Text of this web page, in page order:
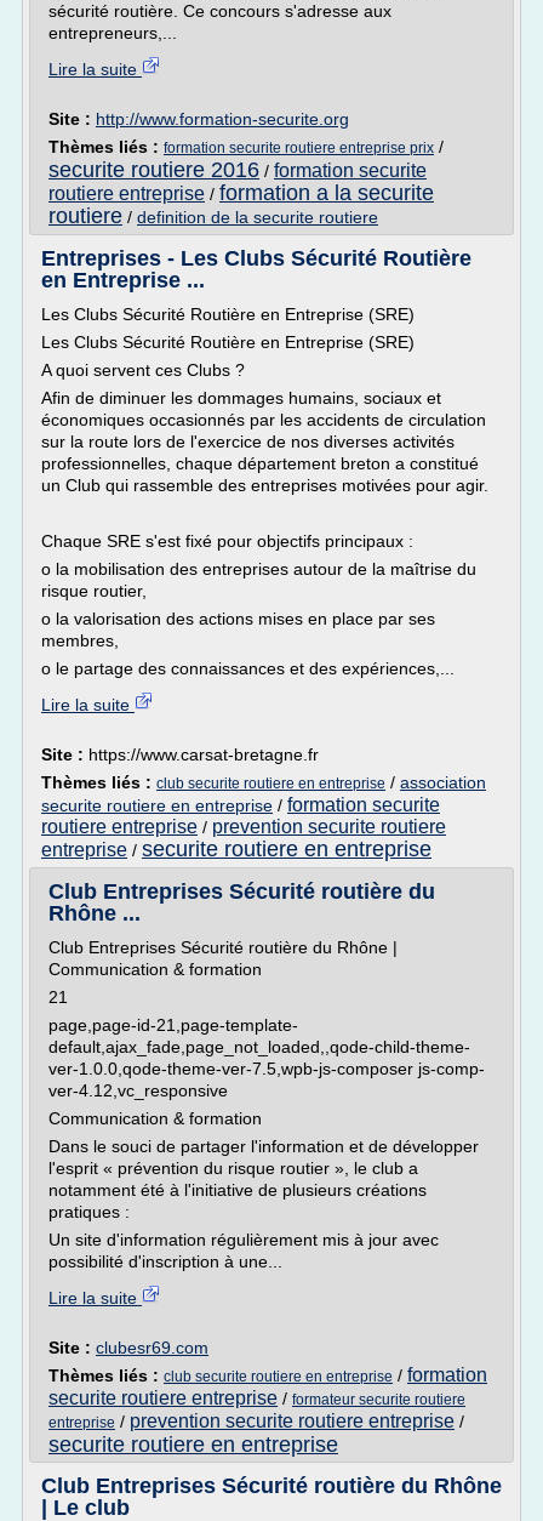
sécurité routière. Ce concours s'adresse aux
entrepreneurs,...
Lire la suite
Site : http://www.formation-securite.org
Thèmes liés : formation securite routiere entreprise prix /
securite routiere 2016 / formation securite
routiere entreprise / formation a la securite
routiere / definition de la securite routiere
Entreprises - Les Clubs Sécurité Routière
en Entreprise ...
Les Clubs Sécurité Routière en Entreprise (SRE)
Les Clubs Sécurité Routière en Entreprise (SRE)
A quoi servent ces Clubs ?
Afin de diminuer les dommages humains, sociaux et
économiques occasionnés par les accidents de circulation
sur la route lors de l'exercice de nos diverses activités
professionnelles, chaque département breton a constitué
un Club qui rassemble des entreprises motivées pour agir.
Chaque SRE s'est fixé pour objectifs principaux :
o la mobilisation des entreprises autour de la maîtrise du
risque routier,
o la valorisation des actions mises en place par ses
membres,
o le partage des connaissances et des expériences,...
Lire la suite
Site : https://www.carsat-bretagne.fr
Thèmes liés : club securite routiere en entreprise / association
securite routiere en entreprise / formation securite
routiere entreprise / prevention securite routiere
entreprise / securite routiere en entreprise
Club Entreprises Sécurité routière du
Rhône ...
Club Entreprises Sécurité routière du Rhône |
Communication & formation
21
page,page-id-21,page-template-
default,ajax_fade,page_not_loaded,,qode-child-theme-
ver-1.0.0,qode-theme-ver-7.5,wpb-js-composer js-comp-
ver-4.12,vc_responsive
Communication & formation
Dans le souci de partager l'information et de développer
l'esprit « prévention du risque routier », le club a
notamment été à l'initiative de plusieurs créations
pratiques :
Un site d'information régulièrement mis à jour avec
possibilité d'inscription à une...
Lire la suite
Site : clubesr69.com
Thèmes liés : club securite routiere en entreprise / formation
securite routiere entreprise / formateur securite routiere
entreprise / prevention securite routiere entreprise /
securite routiere en entreprise
Club Entreprises Sécurité routière du Rhône
| Le club